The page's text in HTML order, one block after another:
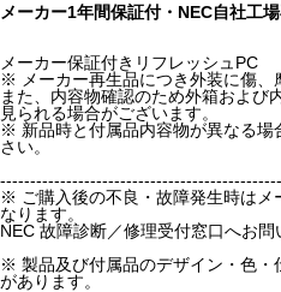
メーカー1年間保証付・NEC自社工
メーカー保証付きリフレッシュPC
※ メーカー再生品につき外装に傷、
また、内容物確認のため外箱および
見られる場合がございます。
※ 新品時と付属品内容物が異なる場
さい。
-----------------------------------------------
※ ご購入後の不良・故障発生時はメ
なります。
NEC 故障診断／修理受付窓口へお問
※ 製品及び付属品のデザイン・色・
があります。